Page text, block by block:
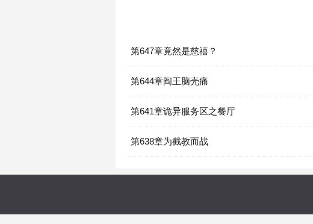
第647章竟然是慈禧？
第644章阎王脑壳痛
第641章诡异服务区之餐厅
第638章为截教而战